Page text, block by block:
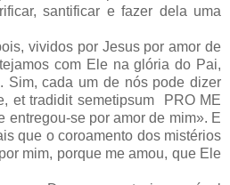
santificar e fazer dela uma
vividos por Jesus por amor de
com Ele na glória do Pai,
Sim, cada um de nós pode dizer
et tradidit semetipsum PRO ME
entregou-se por amor de mim». E
que o coroamento dos mistérios
mim, porque me amou, que Ele